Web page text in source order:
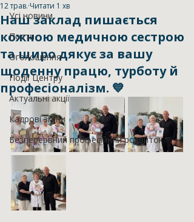
Усі новини
Пости
Оголошення
Події Центру
Актуальні акції
Кадрові зміни
Безперервний професійний розвиток
Наш заклад пишається
кожною медичною сестрою
та щиро дякує за вашу
щоденну працю, турботу й
професіоналізм. 💙
12 трав. Читати 1 хв